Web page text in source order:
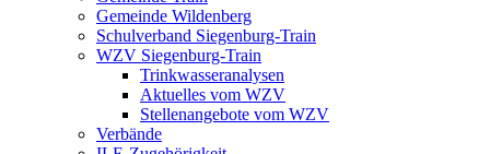
Gemeinde Wildenberg
Schulverband Siegenburg-Train
WZV Siegenburg-Train
Trinkwasseranalysen
Aktuelles vom WZV
Stellenangebote vom WZV
Verbände